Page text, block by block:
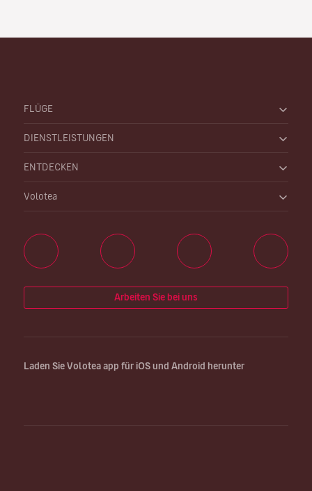
FLÜGE
DIENSTLEISTUNGEN
ENTDECKEN
Volotea
Arbeiten Sie bei uns
Laden Sie Volotea app für iOS und Android herunter